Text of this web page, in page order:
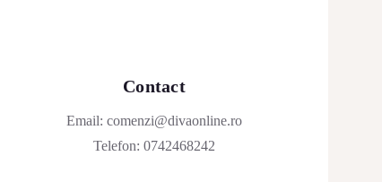
Contact
Email: comenzi@divaonline.ro
Telefon: 0742468242